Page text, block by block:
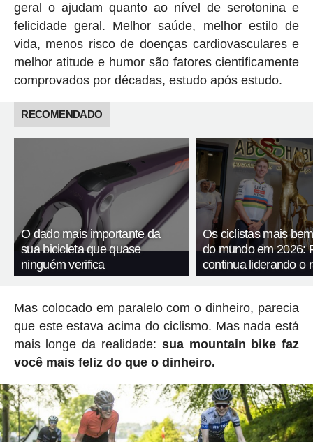
geral o ajudam quanto ao nível de serotonina e
felicidade geral. Melhor saúde, melhor estilo de
vida, menos risco de doenças cardiovasculares e
melhor atitude e humor são fatores cientificamente
comprovados por décadas, estudo após estudo.
RECOMENDADO
O dado mais importante da
sua bicicleta que quase
ninguém verifica
Os ciclistas mais
do mundo em 2026:
continua liderando o
Mas colocado em paralelo com o dinheiro, parecia
que este estava acima do ciclismo. Mas nada está
mais longe da realidade: sua mountain bike faz
você mais feliz do que o dinheiro.